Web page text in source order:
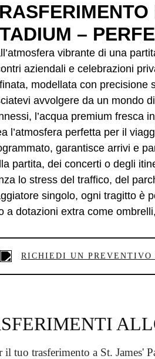
–
vibrante di una
aziendali e celebrazioni
modellata con precisione
avvolgere da un mondo
l’acqua premium fresca
l’atmosfera perfetta per il
garantisce arrivi e
partita, dei concerti o degli
lo stress del traffico, del
singolo, ogni tragitto è
a dotazioni extra come
RICHIEDI UN PREVENTIVO
tuo trasferimento a St. James'